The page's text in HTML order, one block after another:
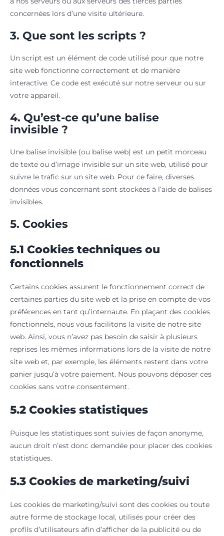
concernées lors d’une visite ultérieure.
3. Que sont les scripts ?
Un script est un élément de code utilisé pour que notre
site web fonctionne correctement et de manière
interactive. Ce code est exécuté sur notre serveur ou sur
votre appareil.
4. Qu’est-ce qu’une balise
invisible ?
Une balise invisible (ou balise web) est un petit morceau
de texte ou d’image invisible sur un site web, utilisé pour
suivre le trafic sur un site web. Pour ce faire, diverses
données vous concernant sont stockées à l’aide de balises
invisibles.
5. Cookies
5.1 Cookies techniques ou
fonctionnels
Certains cookies assurent le fonctionnement correct de
certaines parties du site web et la prise en compte de vos
préférences en tant qu’internaute. En plaçant des cookies
fonctionnels, nous vous facilitons la visite de notre site
web. Ainsi, vous n’avez pas besoin de saisir à plusieurs
reprises les mêmes informations lors de la visite de notre
site web et, par exemple, les éléments restent dans votre
panier jusqu’à votre paiement. Nous pouvons déposer ces
cookies sans votre consentement.
5.2 Cookies statistiques
Puisque les statistiques sont suivies de façon anonyme,
aucun droit n’est donc demandée pour placer des cookies
statistiques.
5.3 Cookies de marketing/suivi
Les cookies de marketing/suivi sont des cookies ou toute
autre forme de stockage local, utilisés pour créer des
profils d’utilisateurs afin d’afficher de la publicité ou de